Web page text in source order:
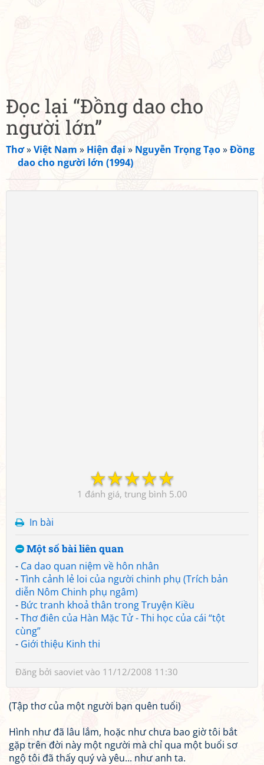
Đọc lại “Đồng dao cho
người lớn”
Thơ»Việt Nam » Hiện đại » Nguyễn Trọng Tạo»Đồng
dao cho người lớn (1994)
☆
☆
☆
☆
☆
1 5.00
In bài
Một số bài liên quan
- Ca dao quan niệm về hôn nhân
-Tình cảnh lẻ loi của người chinh phụ (Trích bản
diễn Nôm Chinh phụ ngâm)
- Bức tranh khoả thân trong Truyện Kiều
-Thơ điên của Hàn Mặc Tử - Thi học của cái “tột
cùng”
- Giới thiệu Kinh thi
Đăng bởi saoviet vào 11/12/2008 11:30
(Tập thơ của một người bạn quên tuổi)
Hình như đã lâu lắm, hoặc như chưa bao giờ tôi bắt
gặp trên đời này một người mà chỉ qua một buổi sơ
ngộ tôi đã thấy quý và yêu... như anh ta.